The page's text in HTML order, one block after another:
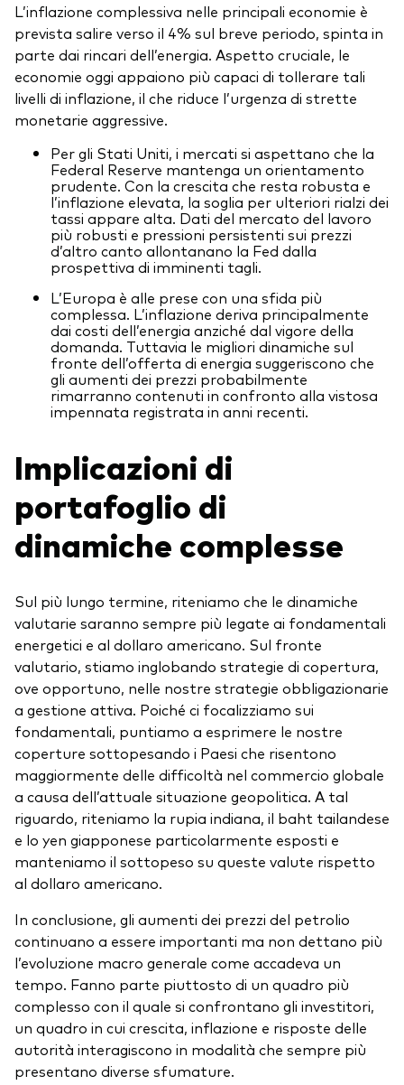
L’inflazione complessiva nelle principali economie è
prevista salire verso il 4% sul breve periodo, spinta in
parte dai rincari dell’energia. Aspetto cruciale, le
economie oggi appaiono più capaci di tollerare tali
livelli di inflazione, il che riduce l’urgenza di strette
monetarie aggressive.
Per gli Stati Uniti, i mercati si aspettano che la
Federal Reserve mantenga un orientamento
prudente. Con la crescita che resta robusta e
l’inflazione elevata, la soglia per ulteriori rialzi dei
tassi appare alta. Dati del mercato del lavoro
più robusti e pressioni persistenti sui prezzi
d’altro canto allontanano la Fed dalla
prospettiva di imminenti tagli.
L’Europa è alle prese con una sfida più
complessa. L’inflazione deriva principalmente
dai costi dell’energia anziché dal vigore della
domanda. Tuttavia le migliori dinamiche sul
fronte dell’offerta di energia suggeriscono che
gli aumenti dei prezzi probabilmente
rimarranno contenuti in confronto alla vistosa
impennata registrata in anni recenti.
Implicazioni di
portafoglio di
dinamiche complesse
Sul più lungo termine, riteniamo che le dinamiche
valutarie saranno sempre più legate ai fondamentali
energetici e al dollaro americano. Sul fronte
valutario, stiamo inglobando strategie di copertura,
ove opportuno, nelle nostre strategie obbligazionarie
a gestione attiva. Poiché ci focalizziamo sui
fondamentali, puntiamo a esprimere le nostre
coperture sottopesando i Paesi che risentono
maggiormente delle difficoltà nel commercio globale
a causa dell’attuale situazione geopolitica. A tal
riguardo, riteniamo la rupia indiana, il baht tailandese
e lo yen giapponese particolarmente esposti e
manteniamo il sottopeso su queste valute rispetto
al dollaro americano.
In conclusione, gli aumenti dei prezzi del petrolio
continuano a essere importanti ma non dettano più
l’evoluzione macro generale come accadeva un
tempo. Fanno parte piuttosto di un quadro più
complesso con il quale si confrontano gli investitori,
un quadro in cui crescita, inflazione e risposte delle
autorità interagiscono in modalità che sempre più
presentano diverse sfumature.